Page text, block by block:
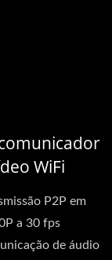
WiFi
P2P em
a 30 fps
de áudio